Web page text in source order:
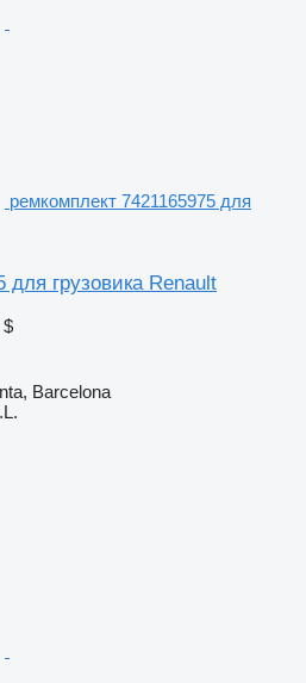
ремкомплект 7421165975 для
для грузовика Renault
$
Barcelona